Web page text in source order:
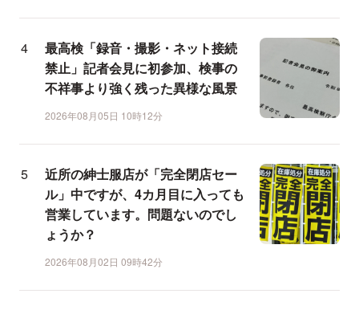
最高検「録音・撮影・ネット接続
禁止」記者会見に初参加、検事の
不祥事より強く残った異様な風景
2026年08月05日 10時12分
近所の紳士服店が「完全閉店セー
ル」中ですが、4カ月目に入っても
営業しています。問題ないのでし
ょうか？
2026年08月02日 09時42分